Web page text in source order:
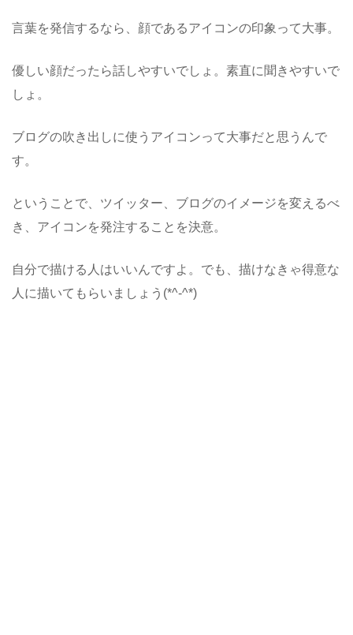
言葉を発信するなら、顔であるアイコンの印象って大事。
優しい顔だったら話しやすいでしょ。素直に聞きやすいで
しょ。
ブログの吹き出しに使うアイコンって大事だと思うんで
す。
ということで、ツイッター、ブログのイメージを変えるべ
き、アイコンを発注することを決意。
自分で描ける人はいいんですよ。でも、描けなきゃ得意な
人に描いてもらいましょう(*^-^*)